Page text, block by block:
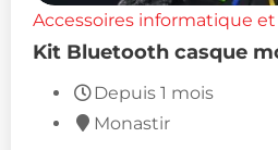
Accessoires informatique
Kit Bluetooth casque
Depuis 1 mois
Monastir